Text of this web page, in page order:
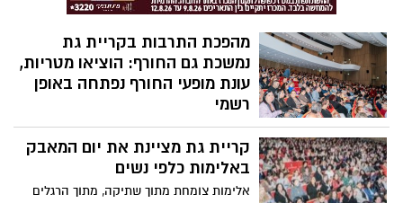
מהפכת התרבות בקריית גת
נמשכת גם החורף: הוציאו מטריות,
עונת מופעי החורף נפתחה באופן
רשמי
באופן חגיגי ובהשתתפותם של אלפי תושבים,
נפתחה באופן רשמי עונת המנויים לשנת
2025-2026 של רשת המתנ"סים העירונית
קריית גת!
קריית גת מציינת את יום המאבק
באלימות כלפי נשים
אלימות צומחת מתוך שתיקה, מתוך הרגלים